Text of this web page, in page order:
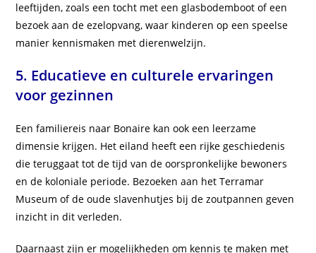
leeftijden, zoals een tocht met een glasbodemboot of een
bezoek aan de ezelopvang, waar kinderen op een speelse
manier kennismaken met dierenwelzijn.
5. Educatieve en culturele ervaringen
voor gezinnen
Een familiereis naar Bonaire kan ook een leerzame
dimensie krijgen. Het eiland heeft een rijke geschiedenis
die teruggaat tot de tijd van de oorspronkelijke bewoners
en de koloniale periode. Bezoeken aan het Terramar
Museum of de oude slavenhutjes bij de zoutpannen geven
inzicht in dit verleden.
Daarnaast zijn er mogelijkheden om kennis te maken met